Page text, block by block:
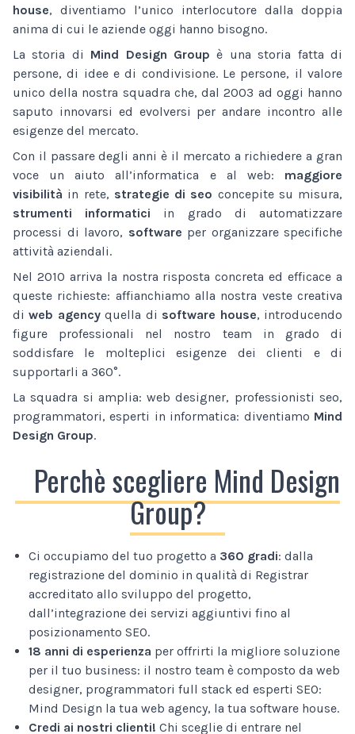
house, diventiamo l’unico interlocutore dalla doppia
anima di cui le aziende oggi hanno bisogno.
La storia di Mind Design Group è una storia fatta di
persone, di idee e di condivisione. Le persone, il valore
unico della nostra squadra che, dal 2003 ad oggi hanno
saputo innovarsi ed evolversi per andare incontro alle
esigenze del mercato.
Con il passare degli anni è il mercato a richiedere a gran
voce un aiuto all’informatica e al web: maggiore
visibilità in rete, strategie di seo concepite su misura,
strumenti informatici in grado di automatizzare
processi di lavoro, software per organizzare specifiche
attività aziendali.
Nel 2010 arriva la nostra risposta concreta ed efficace a
queste richieste: affianchiamo alla nostra veste creativa
diweb agencyquella di software house, introducendo
figure professionali nel nostro team in grado di
soddisfare le molteplici esigenze dei clienti e di
supportarli a 360°.
La squadra si amplia: web designer, professionisti seo,
programmatori, esperti in informatica: diventiamo Mind
Design Group.
Perchè scegliere Mind Design
Group?
Ci occupiamo del tuo progetto a 360 gradi: dalla
registrazione del dominio in qualità di Registrar
accreditato allo sviluppo del progetto,
dall’integrazione dei servizi aggiuntivi fino al
posizionamento SEO.
18 anni di esperienza per offrirti la migliore soluzione
per il tuo business: il nostro team è composto da web
designer, programmatori full stack ed esperti SEO:
Mind Design la tua web agency, la tua software house.
Credi ai nostri clienti! Chi sceglie di entrare nel